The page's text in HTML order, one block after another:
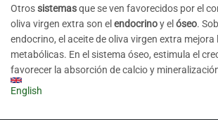
Otrossistemasque se ven favorecidos por el
oliva virgen extra son el endocrinoy el óseo.
endocrino, el aceite de oliva virgen extra
metabólicas. En el sistema óseo, estimula el
favorecer la absorción de calcio y
English